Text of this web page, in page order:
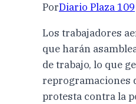
PorDiario Plaza 109
Los trabajadores
que harán
de trabajo, lo que
reprogramaciones
protesta contra la